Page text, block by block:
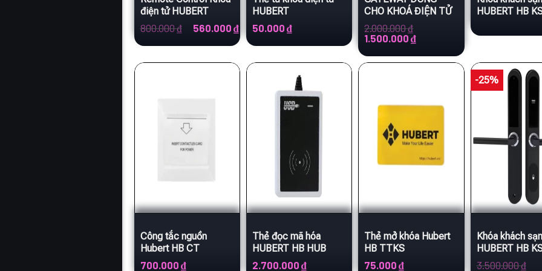
điện tử HUBERT
800.000₫
Giá
là:
560.000 ₫Giá
hiện
tại
560.000 ₫.
HUBERT
50.000 ₫
CHO KHOÁ ĐIỆN TỬ
APP TTLOCK
2.000.000₫
Giá
gốc
là:
2.000.000 ₫.
1.500.000₫Giá
hiện
tại
HUBERT HB
Công tắc nguồn
Hubert HB CT
700.000 ₫
Thẻ đọc mã hóa
HUBERT HB HUB
2.700.000 ₫
Thẻ mở khóa Hubert
HB TTKS
75.000₫
-25%
Khóa khách sạn
HUBERT HB
BLACK tiêu
3.500.000₫